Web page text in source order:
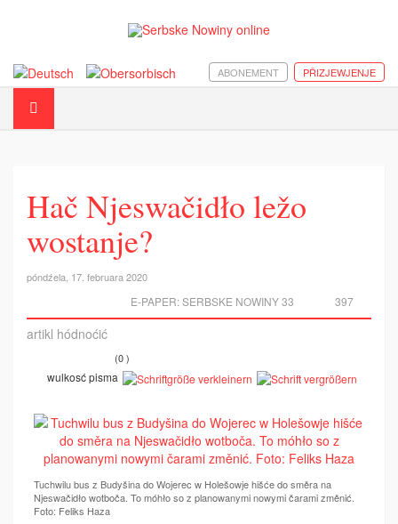
PŘIZJEWJENJE
ABONEMENT
Hač Njeswačidło ležo
wostanje?
póndźela, 17. februara 2020
397
E-PAPER:SERBSKE NOWINY 33
artikl hódnoćić
(0 )
wulkosć pisma
Tuchwilu bus z Budyšina do Wojerec w Holešowje hišće do směra na
Njeswačidło wotboča. To móhło so z planowanymi nowymi čarami změnić.
Foto: Feliks Haza